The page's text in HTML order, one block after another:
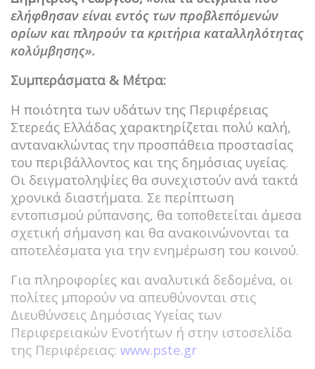
ελήφθησαν είναι εντός των προβλεπόμενών
ορίων και πληρούν τα κριτήρια καταλληλότητας
κολύμβησης».
Συμπεράσματα & Μέτρα:
Η ποιότητα των υδάτων της Περιφέρειας
Στερεάς Ελλάδας χαρακτηρίζεται πολύ καλή,
αντανακλώντας την προσπάθεια προστασίας
του περιβάλλοντος και της δημόσιας υγείας.
Οι δειγματοληψίες θα συνεχιστούν ανά τακτά
χρονικά διαστήματα. Σε περίπτωση
εντοπισμού ρύπανσης, θα τοποθετείται άμεσα
σχετική σήμανση και θα ανακοινώνονται τα
αποτελέσματα για την ενημέρωση του κοινού.
Για πληροφορίες και αναλυτικά δεδομένα, οι
πολίτες μπορούν να απευθύνονται στις
Διευθύνσεις Δημόσιας Υγείας των
Περιφερειακών Ενοτήτων ή στην ιστοσελίδα
της Περιφέρειας: www.pste.gr